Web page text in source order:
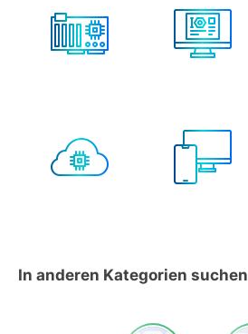
In anderen Kategorien suchen